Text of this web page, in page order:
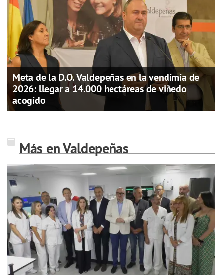
Meta de la D.O. Valdepeñas en la vendimia de
2026: llegar a 14.000 hectáreas de viñedo
acogido
Más en Valdepeñas